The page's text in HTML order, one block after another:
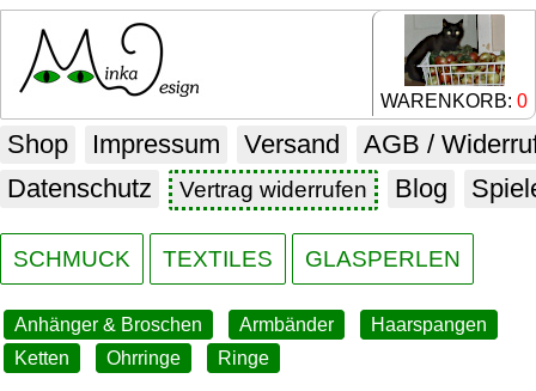
WARENKORB: 0
Shop Impressum Versand
AGB /
Datenschutz
Vertrag widerrufen Blog
SCHMUCK TEXTILES GLASPERLEN
Anhänger & Broschen Armbänder
Haarspangen
Ketten
Ohrringe Ringe